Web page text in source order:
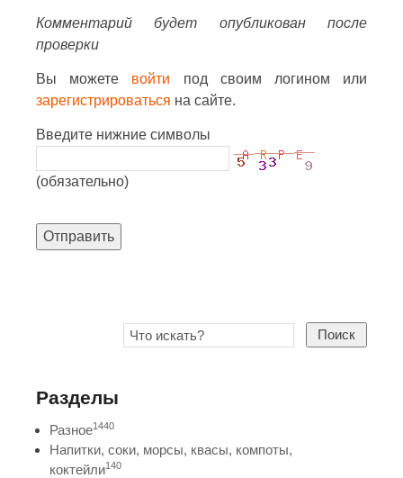
Комментарий будет опубликован после
проверки
Вы можете войти под своим логином или
зарегистрироваться на сайте.
Введите нижние символы
(обязательно)
Отправить
Поиск
Разделы
Разное1440
Напитки, соки, морсы, квасы, компоты,
коктейли140